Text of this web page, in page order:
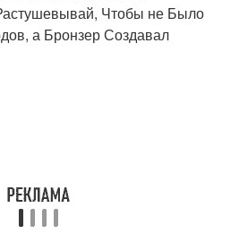
Чтобы не Было
а Бронзер Создавал